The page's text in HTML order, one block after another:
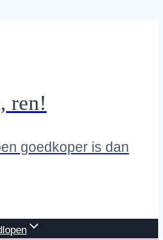
ren!
goedkoper is dan